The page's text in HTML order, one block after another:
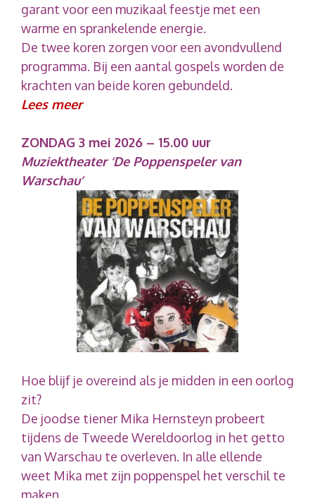
garant voor een muzikaal feestje met een
warme en sprankelende energie.
De twee koren zorgen voor een avondvullend
programma. Bij een aantal gospels worden de
krachten van beide koren gebundeld.
Lees meer
ZONDAG 3 mei 2026 – 15.00 uur
Muziektheater ‘De Poppenspeler van
Warschau’
Hoe blijf je overeind als je midden in een oorlog
zit?
De joodse tiener Mika Hernsteyn probeert
tijdens de Tweede Wereldoorlog in het getto
van Warschau te overleven. In alle ellende
weet Mika met zijn poppenspel het verschil te
maken.